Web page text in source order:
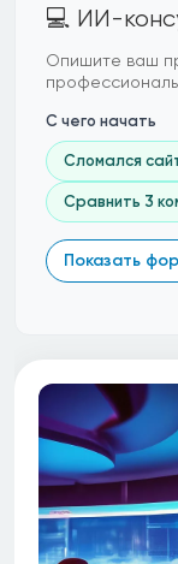
💻 ИИ-
Опишите ваш
С чего начать
Сломался
Сравнить 3
Показать